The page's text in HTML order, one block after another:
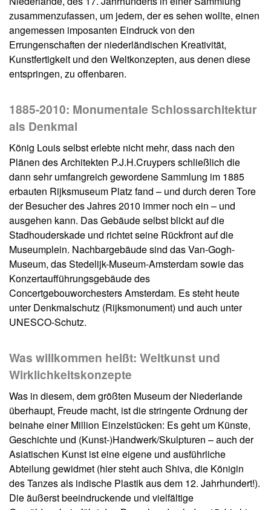
zusammenzufassen, um jedem, der es sehen wollte, einen
angemessen imposanten Eindruck von den
Errungenschaften der niederländischen Kreativität,
Kunstfertigkeit und den Weltkonzepten, aus denen diese
entspringen, zu offenbaren.
1885-2010: Monumentale Schlossarchitektur
als Denkmal
König Louis selbst erlebte nicht mehr, dass nach den
Plänen des Architekten P.J.H.Cruypers schließlich die
dann sehr umfangreich gewordene Sammlung im 1885
erbauten Rijksmuseum Platz fand – und durch deren Tore
der Besucher des Jahres 2010 immer noch ein – und
ausgehen kann. Das Gebäude selbst blickt auf die
Stadhouderskade und richtet seine Rückfront auf die
Museumplein. Nachbargebäude sind das Van-Gogh-
Museum, das Stedelijk-Museum-Amsterdam sowie das
Konzertaufführungsgebäude des
Concertgebouworchesters Amsterdam. Es steht heute
unter Denkmalschutz (Rijksmonument) und auch unter
UNESCO-Schutz.
Was willkommen heißt: Weltkunst und
Wirklichkeitskonzepte
Was in diesem, dem größten Museum der Niederlande
überhaupt, Freude macht, ist die stringente Ordnung der
beinahe einer Million Einzelstücken: Es geht um Künste,
Geschichte und (Kunst-)Handwerk/Skulpturen – auch der
Asiatischen Kunst ist eine eigene und ausführliche
Abteilung gewidmet (hier steht auch Shiva, die Königin
des Tanzes als indische Plastik aus dem 12. Jahrhundert!).
Die äußerst beeindruckende und vielfältige